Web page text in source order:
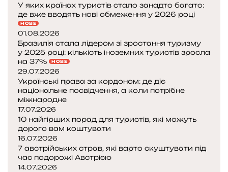
У яких країнах туристів стало занадто багато:
де вже вводять нові обмеження у 2026 році
НОВЕ
01.08.2026
Бразилія стала лідером зі зростання туризму
у 2025 році: кількість іноземних туристів зросла
на 37%
НОВЕ
29.07.2026
Українські права за кордоном: де діє
національне посвідчення, а коли потрібне
міжнародне
17.07.2026
10 найгірших порад для туристів, які можуть
дорого вам коштувати
16.07.2026
7 австрійських страв, які варто скуштувати під
час подорожі Австрією
14.07.2026